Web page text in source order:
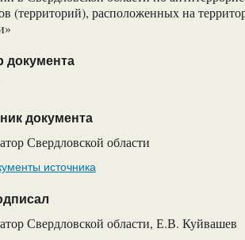
(территорий), расположенных на
документа
документа
Свердловской области
источника
Свердловской области, Е.В. Куйвашев